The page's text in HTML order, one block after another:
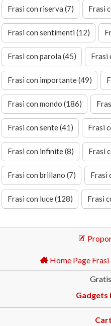
Frasi con riserva (7) Frasi
Frasi con sentimenti (12)
Frasi con parola (45) Frasi
Frasi con importante (49)
Frasi con mondo (186)
Frasi con sente (41) Frasi
Frasi con infinite (8) Frasi
Frasi con brillano (7) Frasi
Frasi con luce (128) Frasi
Home Page Frasi
Gadgets